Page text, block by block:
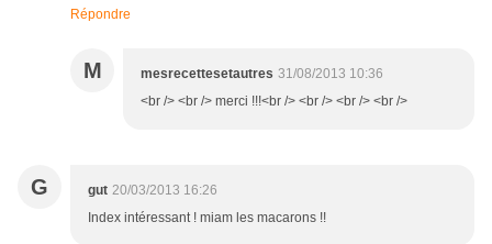
Répondre
M mesrecettesetautres 31/08/2013 10:36
<br /> <br /> merci !!!<br /> <br /> <br /> <br />
G gut 20/03/2013 16:26
Index intéressant ! miam les macarons !!